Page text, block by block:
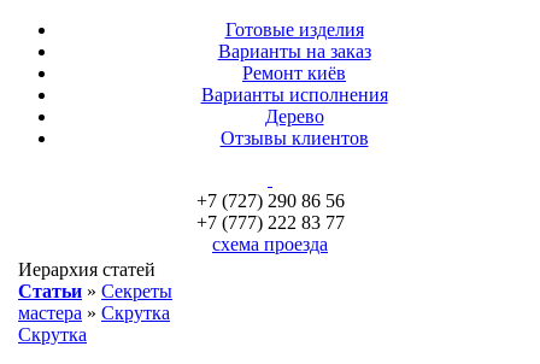
Готовые изделия
Варианты на заказ
Ремонт киёв
Варианты исполнения
Дерево
Отзывы клиентов
+7 (727) 290 86 56
+7 (777) 222 83 77
схема проезда
Иерархия статей
Статьи » Секреты
мастера » Скрутка
Скрутка